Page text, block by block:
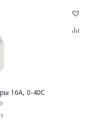
16А, 0-40С